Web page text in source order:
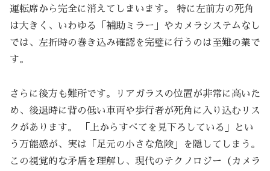
運転席から完全に消えてしまいます。 特に左前方の死角
は大きく、いわゆる「補助ミラー」やカメラシステムなし
では、左折時の巻き込み確認を完璧に行うのは至難の業で
す。
さらに後方も難所です。リアガラスの位置が非常に高いた
め、後退時に背の低い車両や歩行者が死角に入り込むリス
クがあります。 「上からすべてを見下ろしている」とい
う万能感が、実は「足元の小さな危険」を隠してしまう。
この視覚的な矛盾を理解し、現代のテクノロジー（カメラ